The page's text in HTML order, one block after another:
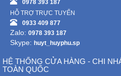
Massage
Thể
Thao
Dã
Ngoại
0978 393 187
HỖ TRỢ TRỰC TUYẾN
0933 409 877
Zalo: 0978 393 187
Skype: huyt_huyphu.sp
HỆ THỐNG CỬA HÀNG - CHI
TOÀN QUỐC